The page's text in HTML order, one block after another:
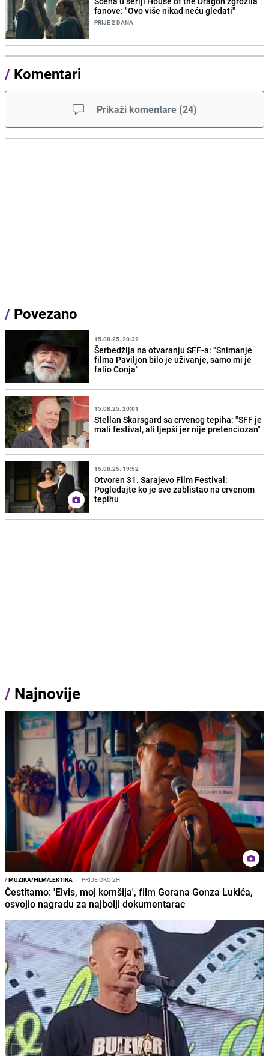
fanove: "Ovo više nikad neću gledati"
PRIJE 2 DANA
/ Komentari
Prikaži komentare (24)
/ Povezano
15.08.25. 20:32
Šerbedžija na otvaranju SFF-a: "Snimanje
filma Paviljon bilo je uživanje, samo mi je
falio Conja"
15.08.25. 20:01
Stellan Skarsgard sa crvenog tepiha: "SFF je
mali festival, ali ljepši jer nije pretenciozan"
15.08.25. 19:52
Otvoren 31. Sarajevo Film Festival:
Pogledajte ko je sve zablistao na crvenom
tepihu
/ Najnovije
/MUZIKA/FILM/LEKTIRA I PRIJE OKO 2H
Čestitamo: 'Elvis, moj komšija', film Gorana Gonza Lukića,
osvojio nagradu za najbolji dokumentarac